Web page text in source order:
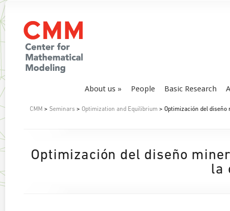
About us People Basic Research
CMM > Seminars > Optimization and Equilibrium > Optimización del diseño
Optimización del diseño
la